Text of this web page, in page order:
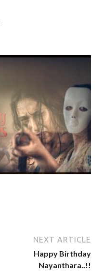
NEXT ARTICLE
Happy Birthday
Nayanthara..!!